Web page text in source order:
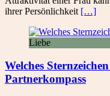
ihrer Persönlichkeit […]
Liebe
Welches
Partner­kompass